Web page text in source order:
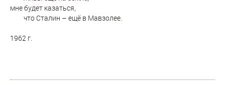
мне будет казаться,
что Сталин – ещё в Мавзолее.
1962 г.